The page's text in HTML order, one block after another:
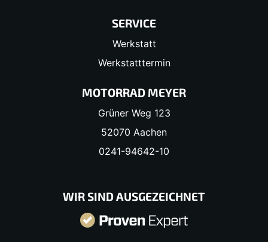
SERVICE
Werkstatt
Werkstatttermin
MOTORRAD MEYER
Grüner Weg 123
52070 Aachen
0241-94642-10
WIR SIND AUSGEZEICHNET